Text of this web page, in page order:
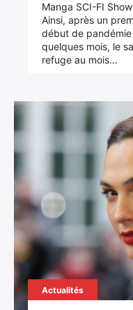
Manga SCI-FI
Ainsi, après un
début de
quelques mois, le
refuge au mois…
Actualités